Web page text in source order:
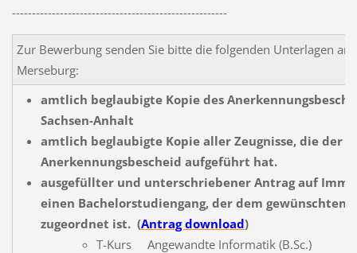
------------------------------------------------------
Zur Bewerbung senden Sie bitte die folgenden Unterlagen an
Merseburg:
amtlich beglaubigte Kopie des
Sachsen-Anhalt
amtlich beglaubigte Kopie aller Zeugnisse, die der
Anerkennungsbescheid aufgeführt hat.
ausgefüllter und unterschriebener Antrag auf
einen Bachelorstudiengang, der dem gewünschten
zugeordnet ist. (Antrag download)
T-Kurs Angewandte Informatik (B.Sc.)